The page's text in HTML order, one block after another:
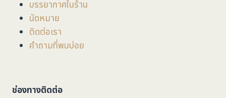
บรรยากาศในร้าน
นัดหมาย
ติดต่อเรา
คำถามที่พบบ่อย
ช่องทางติดต่อ